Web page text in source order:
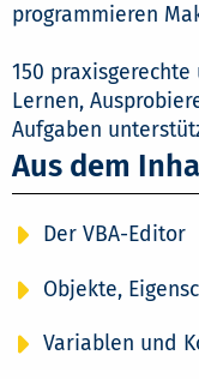
programmieren
150
Lernen,
Aufgaben
Aus dem
Der VBA-Editor
Objekte,
Variablen und